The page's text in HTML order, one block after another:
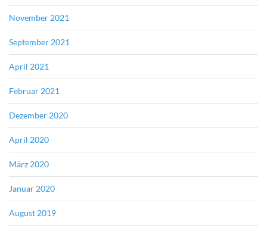
November 2021
September 2021
April 2021
Februar 2021
Dezember 2020
April 2020
März 2020
Januar 2020
August 2019